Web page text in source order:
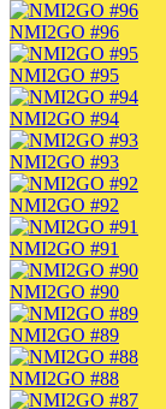
NMI2GO #96
NMI2GO #95
NMI2GO #94
NMI2GO #93
NMI2GO #92
NMI2GO #91
NMI2GO #90
NMI2GO #89
NMI2GO #88